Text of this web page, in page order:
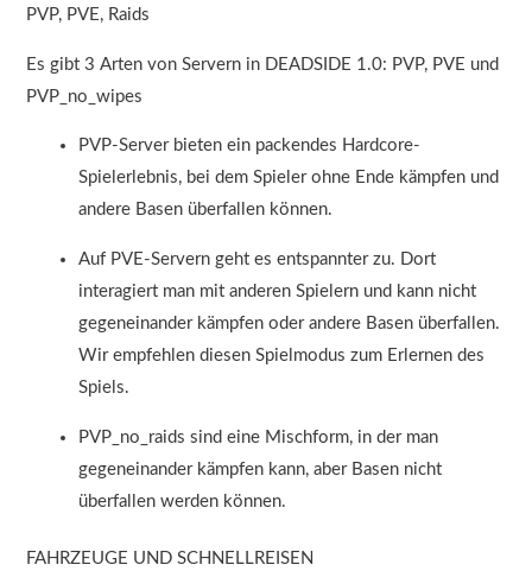
PVP, PVE, Raids
Es gibt 3 Arten von Servern in DEADSIDE 1.0: PVP, PVE und
PVP_no_wipes
PVP-Server bieten ein packendes Hardcore-
Spielerlebnis, bei dem Spieler ohne Ende kämpfen und
andere Basen überfallen können.
Auf PVE-Servern geht es entspannter zu. Dort
interagiert man mit anderen Spielern und kann nicht
gegeneinander kämpfen oder andere Basen überfallen.
Wir empfehlen diesen Spielmodus zum Erlernen des
Spiels.
PVP_no_raids sind eine Mischform, in der man
gegeneinander kämpfen kann, aber Basen nicht
überfallen werden können.
FAHRZEUGE UND SCHNELLREISEN